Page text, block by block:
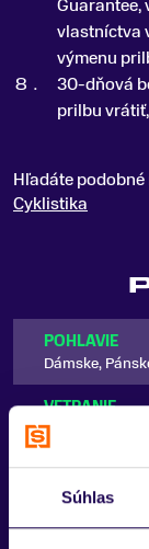
Súhlas
Guarantee,
vlastníctva
výmenu
30-dňová
prilbu
Hľadáte
Cyklistika
POHLAVIE
Dámske,
VETRANIE
Áno
MOŽNOSŤ
Áno